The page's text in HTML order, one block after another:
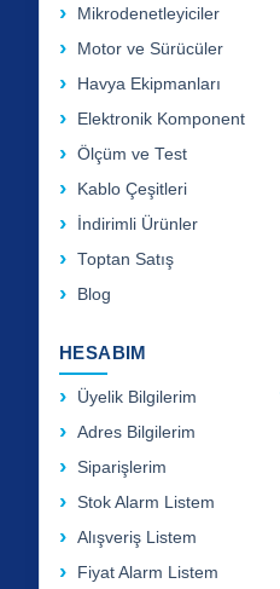
Mikrodenetleyiciler
Motor ve Sürücüler
Havya Ekipmanları
Elektronik Komponent
Ölçüm ve Test
Kablo Çeşitleri
İndirimli Ürünler
Toptan Satış
Blog
HESABIM
Üyelik Bilgilerim
Adres Bilgilerim
Siparişlerim
Stok Alarm Listem
Alışveriş Listem
Fiyat Alarm Listem